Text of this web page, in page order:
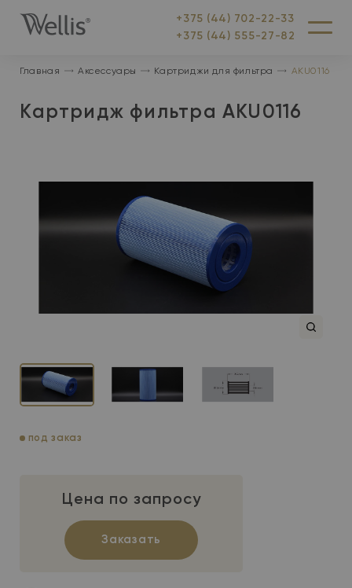
На
+375 (44) 702-22-33
+375 (44) 555-27-82
Меню
Главная Аксессуары Картриджи для фильтра AKU0116
Картридж фильтра AKU0116
под заказ
Цена по запросу
Заказать